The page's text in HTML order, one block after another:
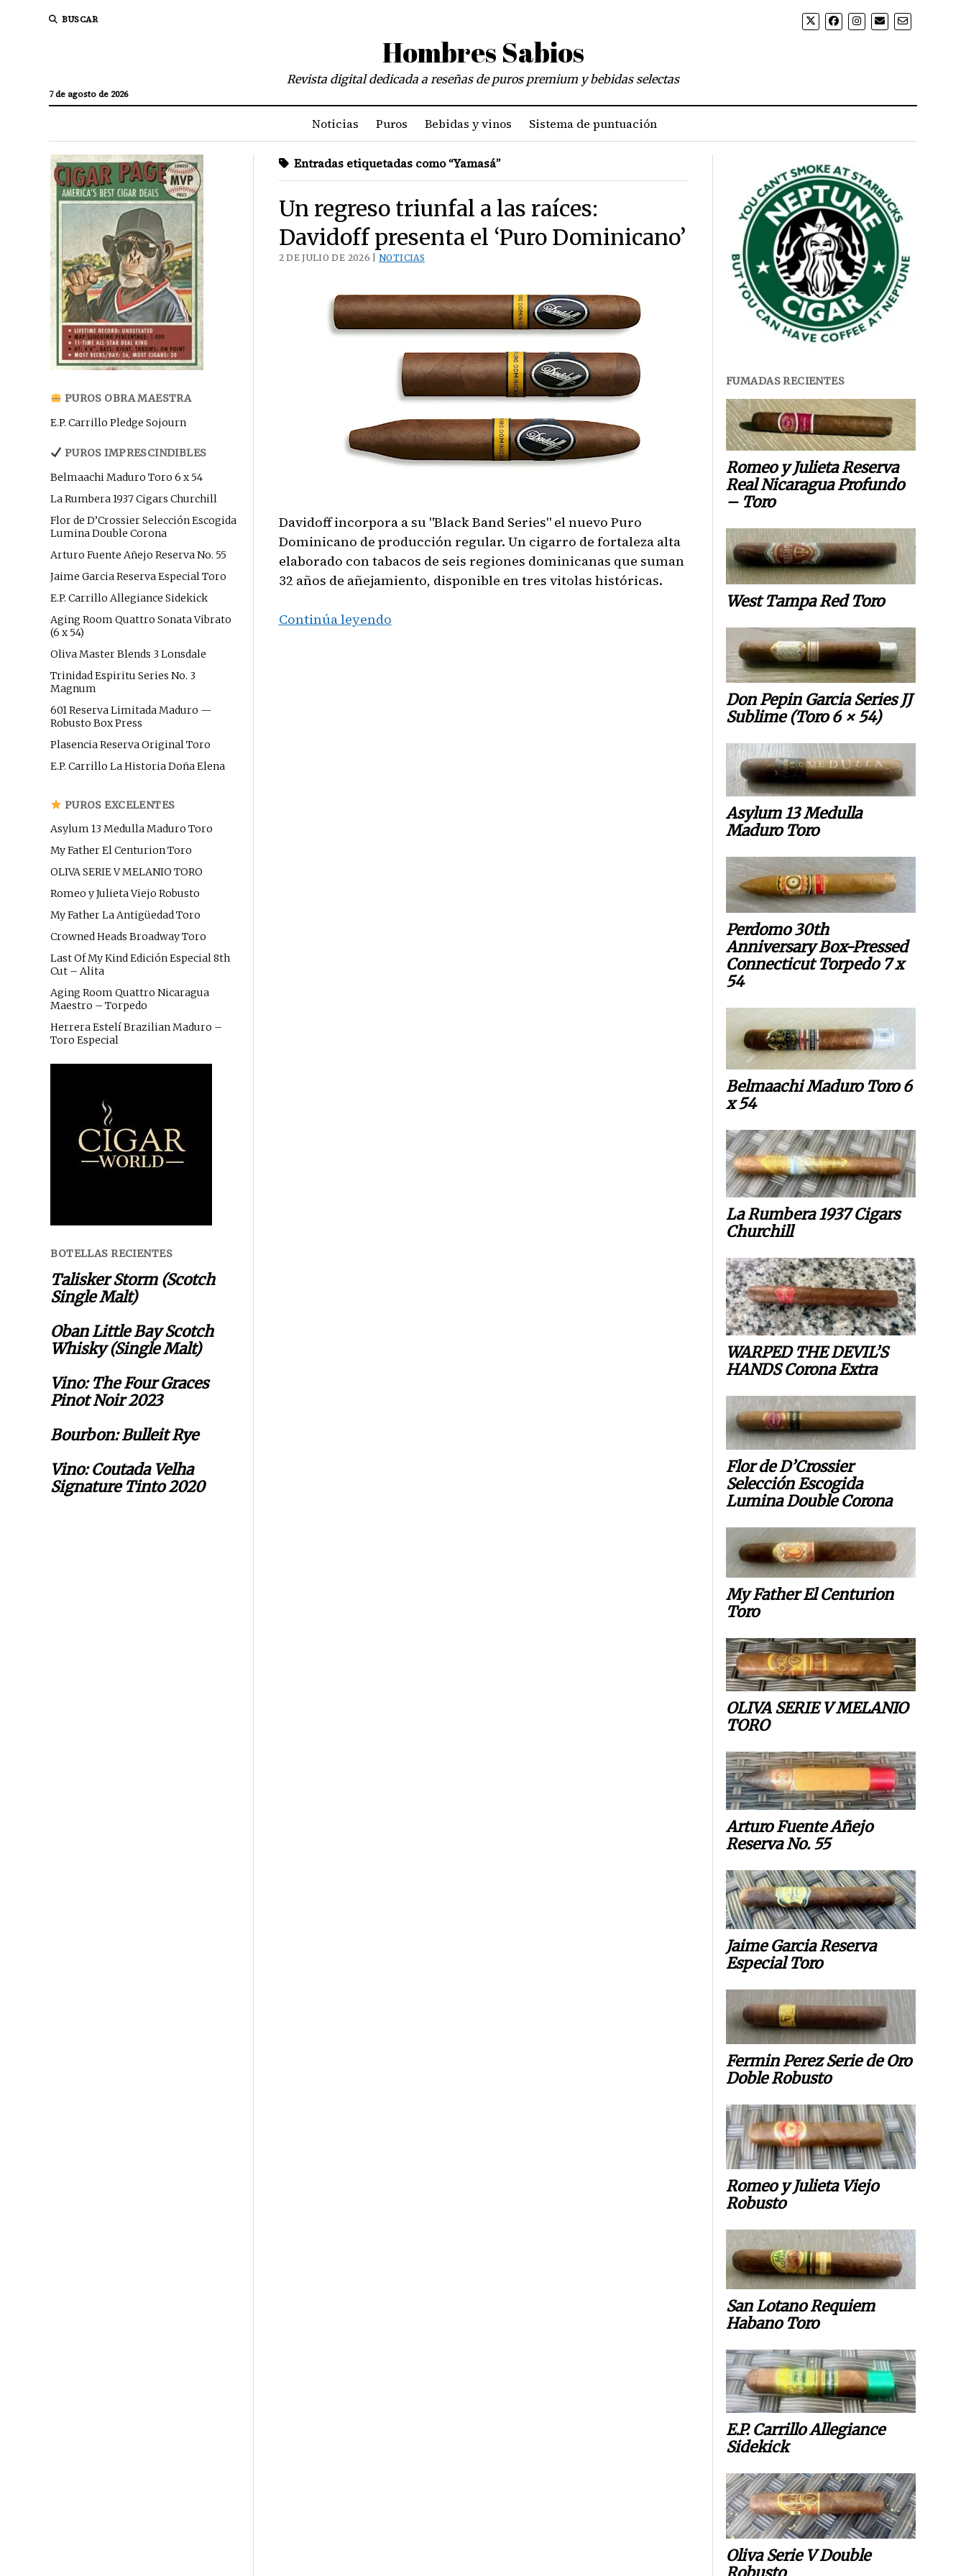
BUSCAR
Hombres Sabios
7 de agosto de 2026
Revista digital dedicada a reseñas de puros premium y bebidas selectas
Noticias Puros Bebidas y vinos Sistema de puntuación
PUROS OBRA MAESTRA
E.P. Carrillo Pledge Sojourn
PUROS IMPRESCINDIBLES
Belmaachi Maduro Toro 6 x 54
La Rumbera 1937 Cigars Churchill
Flor de D’Crossier Selección Escogida
Lumina Double Corona
Arturo Fuente Añejo Reserva No. 55
Jaime Garcia Reserva Especial Toro
E.P. Carrillo Allegiance Sidekick
Aging Room Quattro Sonata Vibrato
(6 x 54)
Oliva Master Blends 3 Lonsdale
Trinidad Espiritu Series No. 3
Magnum
601 Reserva Limitada Maduro —
Robusto Box Press
Plasencia Reserva Original Toro
E.P. Carrillo La Historia Doña Elena
PUROS EXCELENTES
Asylum 13 Medulla Maduro Toro
My Father El Centurion Toro
OLIVA SERIE V MELANIO TORO
Romeo y Julieta Viejo Robusto
My Father La Antigüedad Toro
Crowned Heads Broadway Toro
Last Of My Kind Edición Especial 8th
Cut – Alita
Aging Room Quattro Nicaragua
Maestro – Torpedo
Herrera Estelí Brazilian Maduro –
Toro Especial
BOTELLAS RECIENTES
Talisker Storm (Scotch
Single Malt)
Oban Little Bay Scotch
Whisky (Single Malt)
Vino: The Four Graces
Pinot Noir 2023
Bourbon: Bulleit Rye
Vino: Coutada Velha
Signature Tinto 2020
Entradas etiquetadas como “Yamasá”
Un regreso triunfal a las raíces:
Davidoff presenta el ‘Puro Dominicano’
2 DE JULIO DE 2026 |NOTICIAS
Davidoff incorpora a su "Black Band Series" el nuevo Puro
Dominicano de producción regular. Un cigarro de fortaleza alta
elaborado con tabacos de seis regiones dominicanas que suman
32 años de añejamiento, disponible en tres vitolas históricas.
Continúa leyendoUn
FUMADAS RECIENTES
Romeo y Julieta Reserva
Real Nicaragua Profundo
– Toro
West Tampa Red Toro
Don Pepin Garcia Series JJ
Sublime (Toro 6 × 54)
Asylum 13 Medulla
Maduro Toro
Perdomo 30th
Anniversary Box-Pressed
Connecticut Torpedo 7 x
54
Belmaachi Maduro Toro 6
x 54
La Rumbera 1937 Cigars
Churchill
WARPED THE DEVIL’S
HANDS Corona Extra
Flor de D’Crossier
Selección Escogida
Lumina Double Corona
My Father El Centurion
Toro
OLIVA SERIE V MELANIO
TORO
Arturo Fuente Añejo
Reserva No. 55
Jaime Garcia Reserva
Especial Toro
Fermin Perez Serie de Oro
Doble Robusto
Romeo y Julieta Viejo
Robusto
San Lotano Requiem
Habano Toro
E.P. Carrillo Allegiance
Sidekick
Oliva Serie V Double